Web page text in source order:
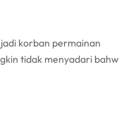
korban permainan
tidak menyadari